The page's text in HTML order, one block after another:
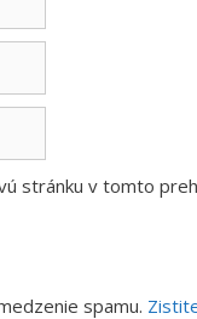
stránku v tomto
spamu.